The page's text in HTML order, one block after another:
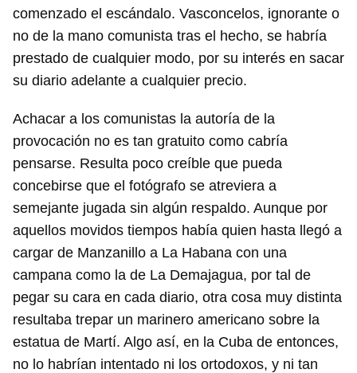
comenzado el escándalo. Vasconcelos, ignorante o
no de la mano comunista tras el hecho, se habría
prestado de cualquier modo, por su interés en sacar
su diario adelante a cualquier precio.
Achacar a los comunistas la autoría de la
provocación no es tan gratuito como cabría
pensarse. Resulta poco creíble que pueda
concebirse que el fotógrafo se atreviera a
semejante jugada sin algún respaldo. Aunque por
aquellos movidos tiempos había quien hasta llegó a
cargar de Manzanillo a La Habana con una
campana como la de La Demajagua, por tal de
pegar su cara en cada diario, otra cosa muy distinta
resultaba trepar un marinero americano sobre la
estatua de Martí. Algo así, en la Cuba de entonces,
no lo habrían intentado ni los ortodoxos, y ni tan